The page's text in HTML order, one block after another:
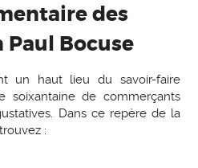
des
Paul Bocuse
un haut lieu du savoir-faire
soixantaine de commerçants
Dans ce repère de la
: